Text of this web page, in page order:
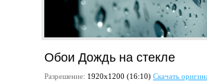
Обои Дождь на стекле
Разрешение: 1920х1200 (16:10) Скачать